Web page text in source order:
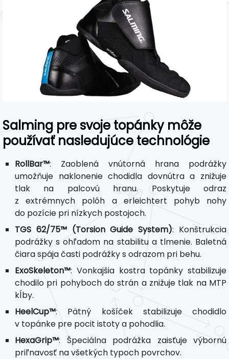
Salming pre svoje topánky môže
používať nasledujúce technológie
RollBar™: Zaoblená vnútorná hrana podrážky
umožňuje naklonenie chodidla dovnútra a znižuje
tlak na palcovú hranu. Poskytuje odraz
z extrémnych polôh a erleichtert pohyb nohy
do pozície pri nízkych postojoch.
TGS 62/75™ (Torsion Guide System): Konštrukcia
podrážky s ohľadom na stabilitu a tlmenie. Baletná
čiara spája časti podrážky s odrazom pri behu.
ExoSkeleton™: Vonkajšia kostra topánky stabilizuje
chodilo pri pohyboch do strán a znižuje tlak na MTP
kĺby.
HeelCup™: Pätný košíček stabilizuje chodidlo
v topánke pre pocit istoty a pohodlia.
HexaGrip™: Špeciálna podrážka zaisťuje výbornú
priľnavosť na všetkých typoch povrchov.